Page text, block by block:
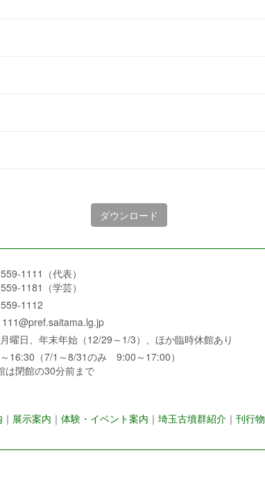
ダウンロード
1111（代表）
1181（学芸）
1112
曜日、年末年始（12/29～1/3）、ほか臨時休館あり
16:30（7/1～8/31のみ 9:00～17:00）
は閉館の30分前まで
｜ 展示案内 ｜ 体験・イベント案内 ｜ 埼玉古墳群紹介 ｜ 刊行物